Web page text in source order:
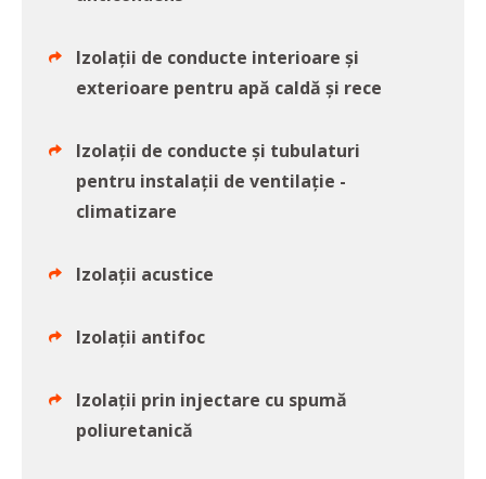
Izolații de conducte interioare și
exterioare pentru apă caldă și rece
Izolații de conducte și tubulaturi
pentru instalații de ventilație -
climatizare
Izolații acustice
Izolații antifoc
Izolații prin injectare cu spumă
poliuretanică